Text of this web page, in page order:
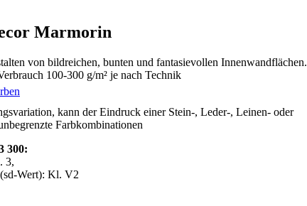
Marmorin
von bildreichen, bunten und fantasievollen Innenwandflächen.
100-300 g/m² je nach Technik
kann der Eindruck einer Stein-, Leder-, Leinen- oder
Farbkombinationen
300:
3,
Wert): Kl. V2